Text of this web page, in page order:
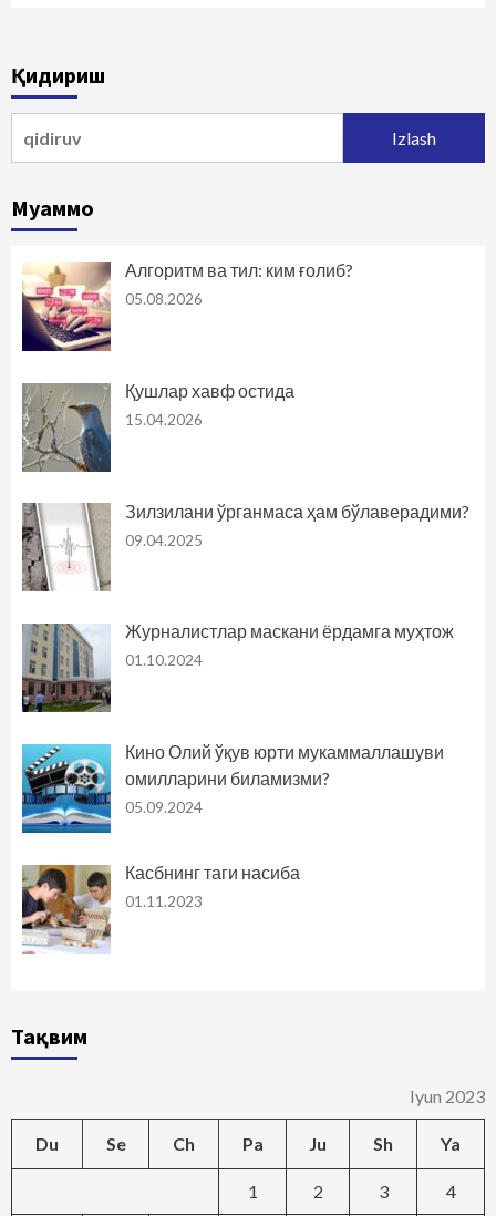
Қидириш
Муаммо
Алгоритм ва тил: ким ғолиб?
05.08.2026
Қушлар хавф остида
15.04.2026
Зилзилани ўрганмаса ҳам бўлаверадими?
09.04.2025
Журналистлар маскани ёрдамга муҳтож
01.10.2024
Кино Олий ўқув юрти мукаммаллашуви
омилларини биламизми?
05.09.2024
Касбнинг таги насиба
01.11.2023
Тақвим
Iyun 2023
Du Se Ch Pa Ju Sh Ya
1 2 3 4